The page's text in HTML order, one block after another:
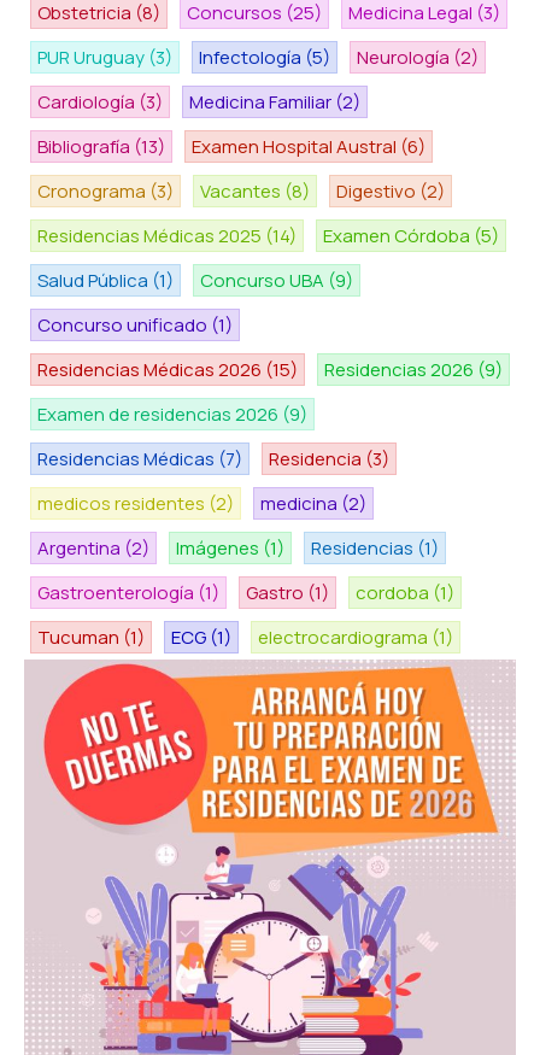
Obstetricia (8) Concursos (25) Medicina Legal (3)
PUR Uruguay (3) Infectología (5) Neurología (2)
Cardiología (3) Medicina Familiar (2)
Bibliografía (13) Examen Hospital Austral (6)
Cronograma (3) Vacantes (8) Digestivo (2)
Residencias Médicas 2025 (14) Examen Córdoba (5)
Salud Pública (1) Concurso UBA (9)
Concurso unificado (1)
Residencias Médicas 2026 (15) Residencias 2026 (9)
Examen de residencias 2026 (9)
Residencias Médicas (7) Residencia (3)
medicos residentes (2) medicina (2)
Argentina (2) Imágenes (1) Residencias (1)
Gastroenterología (1) Gastro (1) cordoba (1)
Tucuman (1) ECG (1) electrocardiograma (1)